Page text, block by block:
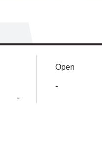
-
Open
-